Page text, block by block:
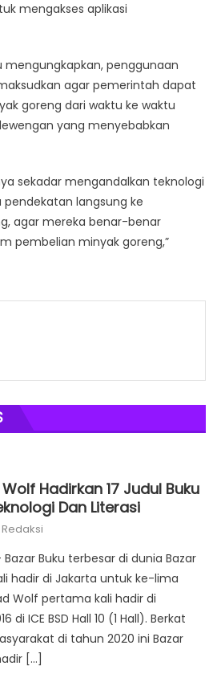
mengakses aplikasi
mengungkapkan, penggunaan
agar pemerintah dapat
goreng dari waktu ke waktu
yang menyebabkan
sekadar mengandalkan teknologi
pendekatan langsung ke
agar mereka benar-benar
pembelian minyak goreng,”
Hadirkan 17 Judul Buku
Dan Literasi
Author
Redaksi
Buku terbesar di dunia Bazar
hadir di Jakarta untuk ke-lima
Wolf pertama kali hadir di
di ICE BSD Hall 10 (1 Hall). Berkat
di tahun 2020 ini Bazar
[…]